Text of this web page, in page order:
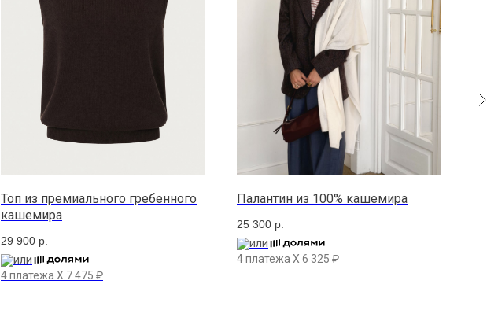
Топ из премиального гребенного
кашемира
29 900 р.
или
4 платежа X 7 475 ₽
Палантин из 100% кашемира
25 300 р.
или
4 платежа X 6 325 ₽